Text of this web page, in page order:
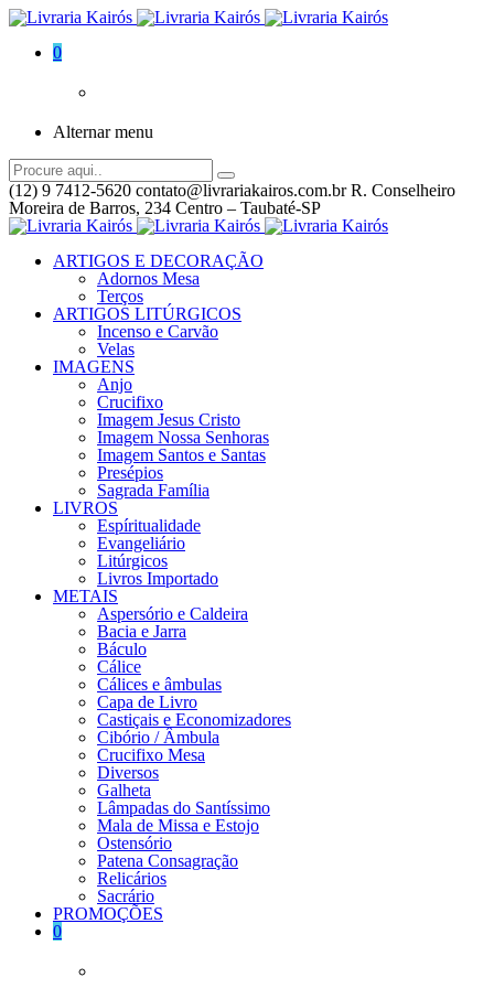
0
Alternar menu
(12) 9 7412-5620 contato@livrariakairos.com.brR. Conselheiro
Moreira de Barros, 234 Centro – Taubaté-SP
ARTIGOS E DECORAÇÃO
Adornos Mesa
Terços
ARTIGOS LITÚRGICOS
Incenso e Carvão
Velas
IMAGENS
Anjo
Crucifixo
Imagem Jesus Cristo
Imagem Nossa Senhoras
Imagem Santos e Santas
Presépios
Sagrada Família
LIVROS
Espíritualidade
Evangeliário
Litúrgicos
Livros Importado
METAIS
Aspersório e Caldeira
Bacia e Jarra
Báculo
Cálice
Cálices e âmbulas
Capa de Livro
Castiçais e Economizadores
Cibório / Âmbula
Crucifixo Mesa
Diversos
Galheta
Lâmpadas do Santíssimo
Mala de Missa e Estojo
Ostensório
Patena Consagração
Relicários
Sacrário
PROMOÇÕES
0